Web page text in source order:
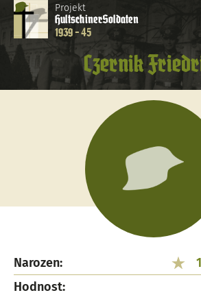
Projekt
HultschinerSoldaten
1939 - 45
Czernik
Narozen:
Hodnost: